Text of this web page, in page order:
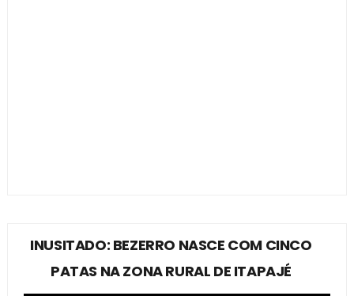
INUSITADO: BEZERRO NASCE COM CINCO
PATAS NA ZONA RURAL DE ITAPAJÉ